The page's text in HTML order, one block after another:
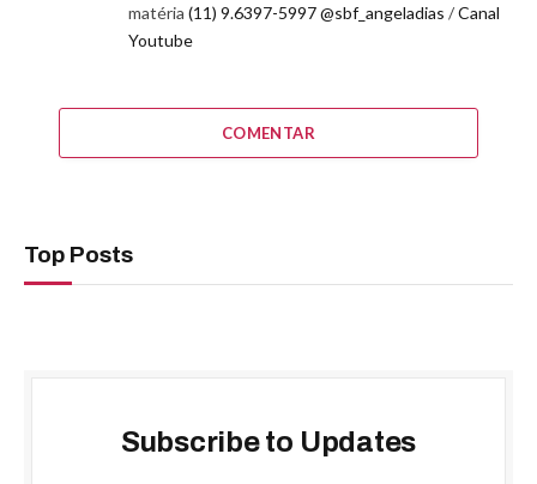
matéria (11) 9.6397-5997@sbf_angeladias /Canal
Youtube
COMENTAR
Top Posts
Subscribe to Updates